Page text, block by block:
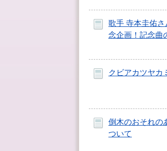
歌手 寺本圭佑
念企画！記念曲
クビアカツヤカ
倒木のおそれの
ついて